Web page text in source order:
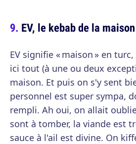
EV, le kebab de la maison
EV signifie « maison » en
ici tout (à une ou deux
maison. Et puis on s'y sent
personnel est super sympa,
rempli. Ah oui, on allait
sont à tomber, la viande est
sauce à l'ail est divine. On